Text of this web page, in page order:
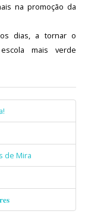
na promoção da
dias, a tornar o
mais verde
de Mira